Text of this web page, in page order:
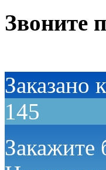
Звоните
Заказано
145
Закажите